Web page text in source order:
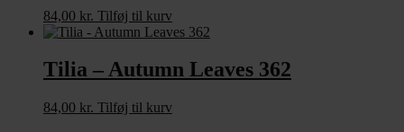
84,00 kr. Tilføj til kurv
Tilia – Autumn Leaves 362
84,00 kr. Tilføj til kurv